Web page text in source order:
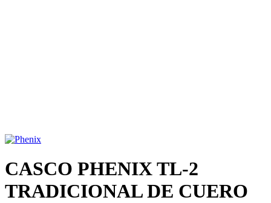
CASCO PHENIX TL-2
TRADICIONAL DE CUERO